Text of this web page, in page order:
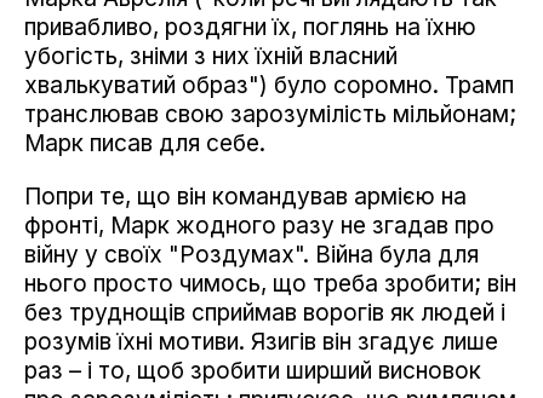
привабливо, роздягни їх, поглянь на їхню
убогість, зніми з них їхній власний
хвалькуватий образ") було соромно. Трамп
транслював свою зарозумілість мільйонам;
Марк писав для себе.
Попри те, що він командував армією на
фронті, Марк жодного разу не згадав про
війну у своїх "Роздумах". Війна була для
нього просто чимось, що треба зробити; він
без труднощів сприймав ворогів як людей і
розумів їхні мотиви. Язигів він згадує лише
раз – і то, щоб зробити ширший висновок